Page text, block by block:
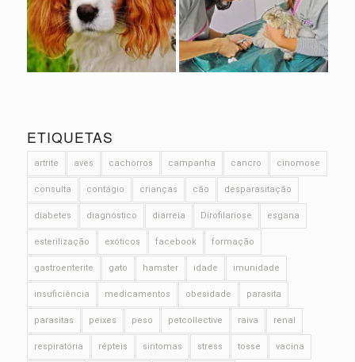
ETIQUETAS
artrite aves cachorros campanha cancro cinomose
consulta contágio crianças cão desparasitação
diabetes diagnóstico diarreia Dirofilariose esgana
esterilização exóticos facebook formação
gastroenterite gato hamster idade imunidade
insuficiência medicamentos obesidade parasita
parasitas peixes peso petcollective raiva renal
respiratória répteis sintomas stress tosse vacina